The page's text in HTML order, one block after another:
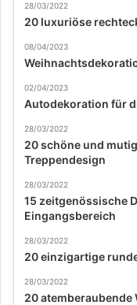
28/03/2022
20 luxuriöse
08/04/2023
02/04/2023
Autodekoration für
28/03/2022
20 schöne und
Treppendesign
28/03/2022
15 zeitgenössische
Eingangsbereich
28/03/2022
20 einzigartige
28/03/2022
20